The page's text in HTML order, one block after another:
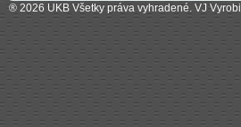
® 2026 UKB Všetky práva vyhradené. VJ